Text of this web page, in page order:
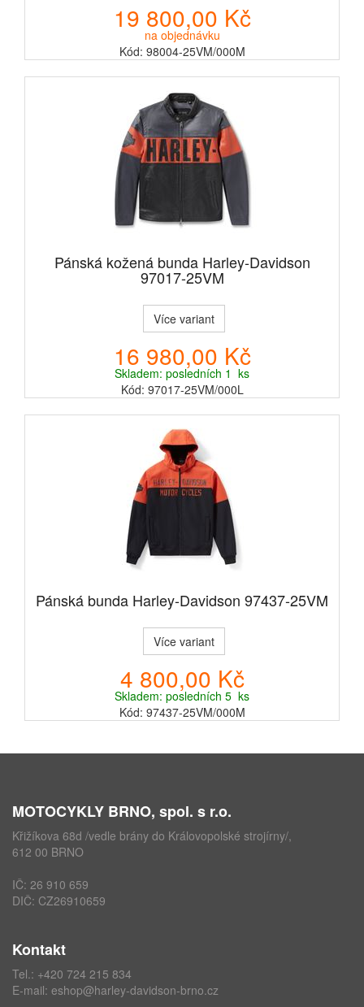
19 800,00 Kč
na objednávku
Kód: 98004-25VM/000M
Pánská kožená bunda Harley-Davidson
97017-25VM
Více variant
16 980,00 Kč
Skladem: posledních 1 ks
Kód: 97017-25VM/000L
Pánská bunda Harley-Davidson 97437-25VM
Více variant
4 800,00 Kč
Skladem: posledních 5 ks
Kód: 97437-25VM/000M
MOTOCYKLY BRNO, spol. s r.o.
Křižíkova 68d /vedle brány do Královopolské strojírny/,
612 00 BRNO
IČ: 26 910 659
DIČ: CZ26910659
Kontakt
Tel.: +420 724 215 834
E-mail: eshop@harley-davidson-brno.cz